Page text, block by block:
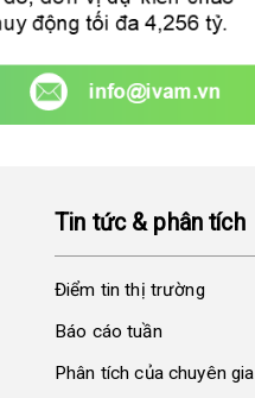
Tin tức & phân tích
Điểm tin thị trường
Báo cáo tuần
Phân tích của chuyên gia